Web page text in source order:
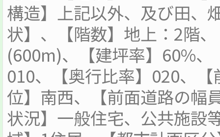
構造】上記以外、及び田、
状】、【階数】地上：2階
(600m)、【建坪率】60%
010、【奥行比率】020、
位】南西、【前面道路の幅
状況】一般住宅、公共施設